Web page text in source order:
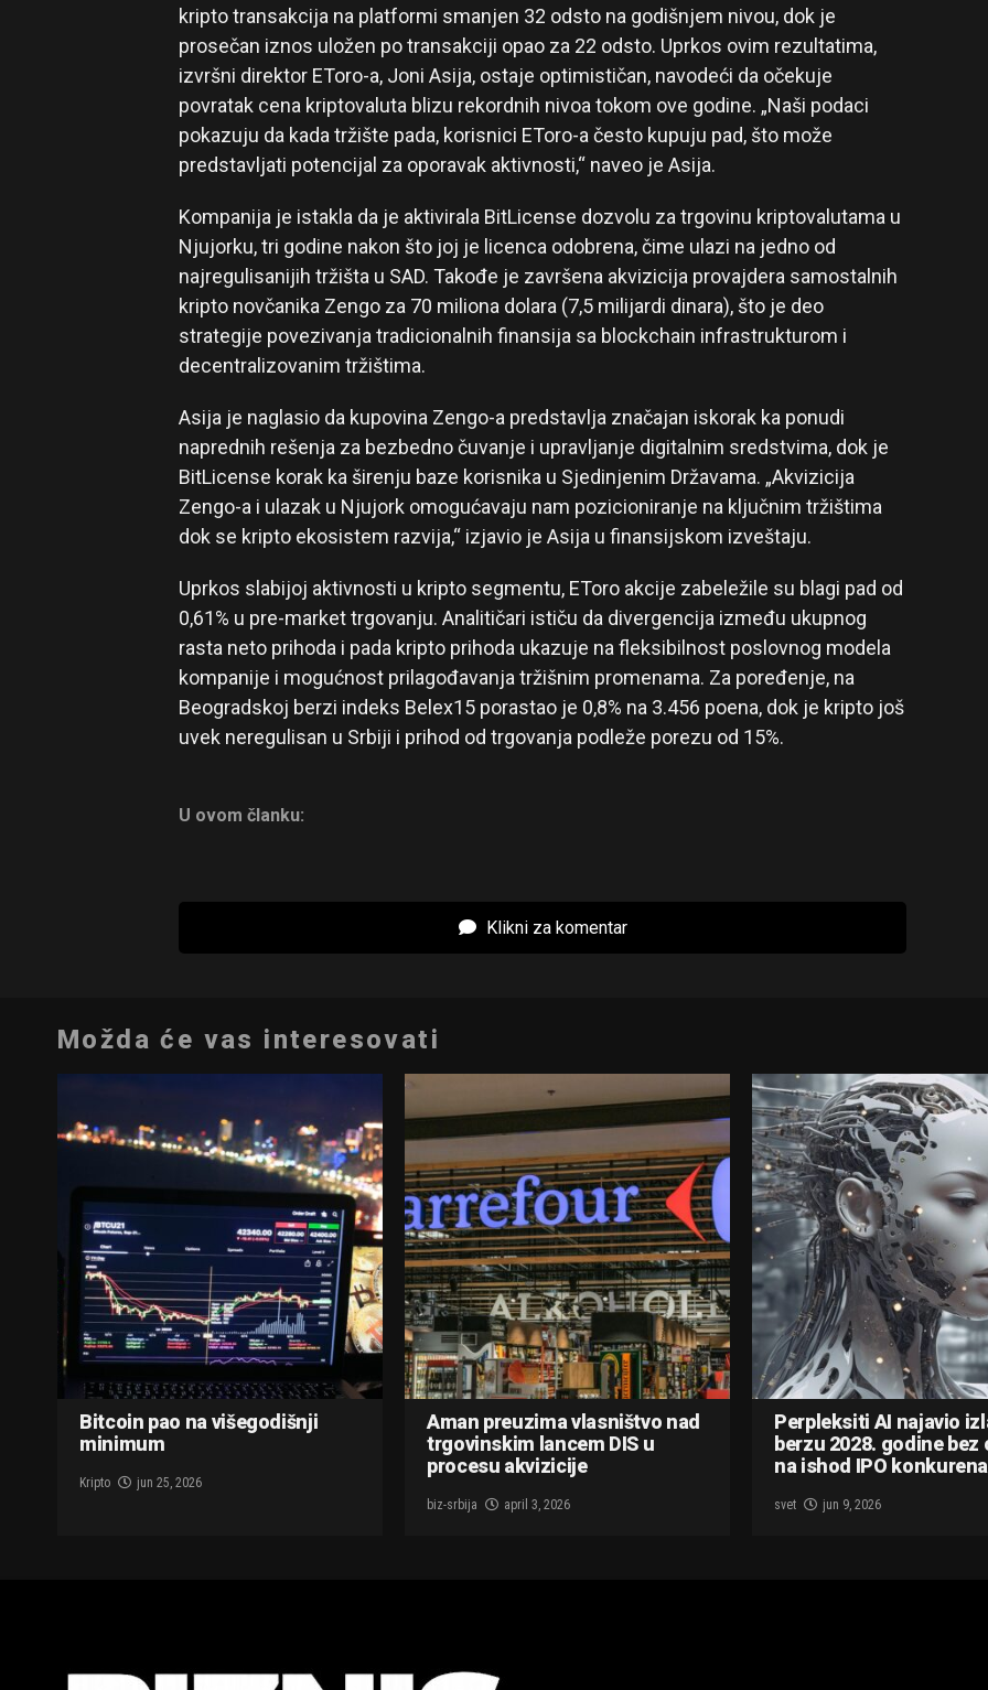
kripto transakcija na platformi smanjen 32 odsto na godišnjem nivou, dok je
prosečan iznos uložen po transakciji opao za 22 odsto. Uprkos ovim rezultatima,
izvršni direktor EToro-a, Joni Asija, ostaje optimističan, navodeći da očekuje
povratak cena kriptovaluta blizu rekordnih nivoa tokom ove godine. „Naši podaci
pokazuju da kada tržište pada, korisnici EToro-a često kupuju pad, što može
predstavljati potencijal za oporavak aktivnosti,“ naveo je Asija.
Kompanija je istakla da je aktivirala BitLicense dozvolu za trgovinu kriptovalutama u
Njujorku, tri godine nakon što joj je licenca odobrena, čime ulazi na jedno od
najregulisanijih tržišta u SAD. Takođe je završena akvizicija provajdera samostalnih
kripto novčanika Zengo za 70 miliona dolara (7,5 milijardi dinara), što je deo
strategije povezivanja tradicionalnih finansija sa blockchain infrastrukturom i
decentralizovanim tržištima.
Asija je naglasio da kupovina Zengo-a predstavlja značajan iskorak ka ponudi
naprednih rešenja za bezbedno čuvanje i upravljanje digitalnim sredstvima, dok je
BitLicense korak ka širenju baze korisnika u Sjedinjenim Državama. „Akvizicija
Zengo-a i ulazak u Njujork omogućavaju nam pozicioniranje na ključnim tržištima
dok se kripto ekosistem razvija,“ izjavio je Asija u finansijskom izveštaju.
Uprkos slabijoj aktivnosti u kripto segmentu, EToro akcije zabeležile su blagi pad od
0,61% u pre-market trgovanju. Analitičari ističu da divergencija između ukupnog
rasta neto prihoda i pada kripto prihoda ukazuje na fleksibilnost poslovnog modela
kompanije i mogućnost prilagođavanja tržišnim promenama. Za poređenje, na
Beogradskoj berzi indeks Belex15 porastao je 0,8% na 3.456 poena, dok je kripto još
uvek neregulisan u Srbiji i prihod od trgovanja podleže porezu od 15%.
U ovom članku:
Klikni za komentar
Možda će vas interesovati
Bitcoin pao na višegodišnji
minimum
Kripto jun 25, 2026
Aman preuzima vlasništvo nad
trgovinskim lancem DIS u
procesu akvizicije
biz-srbija april 3, 2026
Perpleksiti AI najavio
berzu 2028. godine bez
na ishod IPO
svet jun 9, 2026